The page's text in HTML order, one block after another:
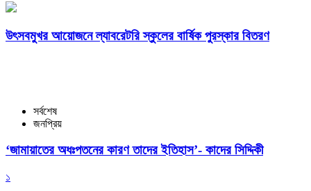
উৎসবমুখর আয়োজনে ল্যাবরেটরি স্কুলের বার্ষিক পুরস্কার বিতরণ
সর্বশেষ
জনপ্রিয়
‘জামায়াতের অধঃপতনের কারণ তাদের ইতিহাস’- কাদের সিদ্দিকী
১